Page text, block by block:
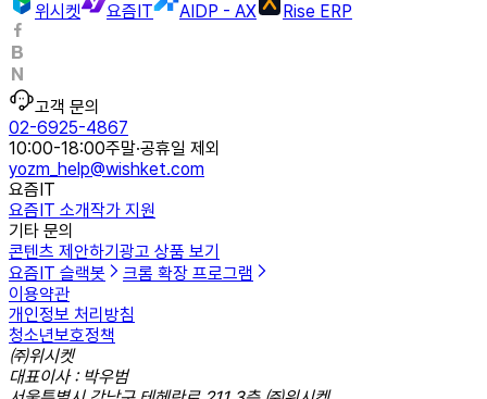
위시켓
요즘IT AIDP - AX Rise ERP
고객 문의
02-6925-4867
10:00-18:00주말·공휴일 제외
yozm_help@wishket.com
요즘IT
요즘IT 소개작가 지원
기타 문의
콘텐츠 제안하기 광고 상품 보기
요즘IT 슬랙봇
크롬 확장 프로그램
이용약관
개인정보 처리방침
청소년보호정책
㈜위시켓
대표이사 : 박우범